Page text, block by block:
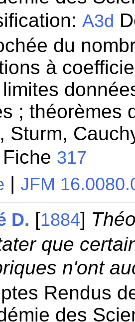
A3d
du
à
; théorèmes
Sturm,
317
|JFM
D. [1884]
que
n'ont
Rendus
des